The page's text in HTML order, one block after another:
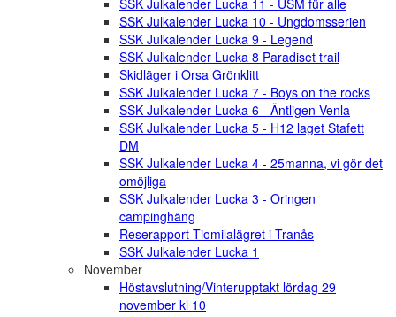
SSK Julkalender Lucka 11 - USM für alle
SSK Julkalender Lucka 10 - Ungdomsserien
SSK Julkalender Lucka 9 - Legend
SSK Julkalender Lucka 8 Paradiset trail
Skidläger i Orsa Grönklitt
SSK Julkalender Lucka 7 - Boys on the rocks
SSK Julkalender Lucka 6 - Äntligen Venla
SSK Julkalender Lucka 5 - H12 laget Stafett
DM
SSK Julkalender Lucka 4 - 25manna, vi gör det
omöjliga
SSK Julkalender Lucka 3 - Oringen
campinghäng
Reserapport Tiomilalägret i Tranås
SSK Julkalender Lucka 1
November
Höstavslutning/Vinterupptakt lördag 29
november kl 10